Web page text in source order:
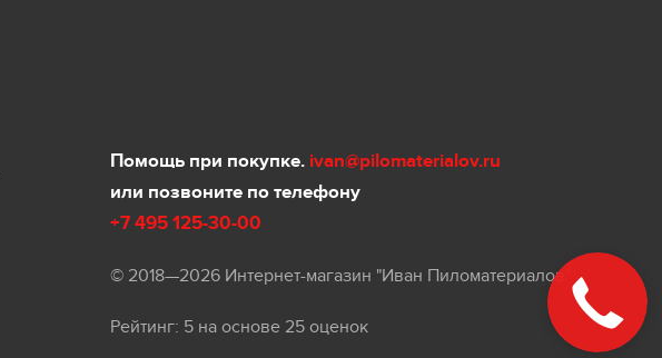
Помощь при покупке. ivan@pilomaterialov.ru
или позвоните по телефону
+7 495 125-30-00
© 2018—2026 Интернет-магазин "Иван Пиломатериалов"
Рейтинг: 5 на основе 25 оценок